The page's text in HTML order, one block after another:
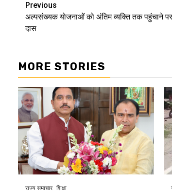
Post
navigation
Previous
अल्पसंख्यक योजनाओं को अंतिम व्यक्ति तक पहुंचाने
दास
MORE STORIES
राज्य समाचार शिक्षा